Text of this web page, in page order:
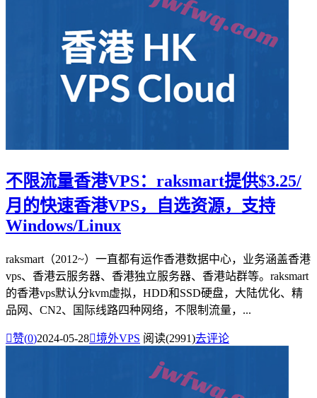
不限流量香港VPS：raksmart提供$3.25/
月的快速香港VPS，自选资源，支持
Windows/Linux
raksmart（2012~）一直都有运作香港数据中心，业务涵盖香港
vps、香港云服务器、香港独立服务器、香港站群等。raksmart
的香港vps默认分kvm虚拟，HDD和SSD硬盘，大陆优化、精
品网、CN2、国际线路四种网络，不限制流量，...
赞(0)2024-05-28境外VPS 阅读(2991)去评论